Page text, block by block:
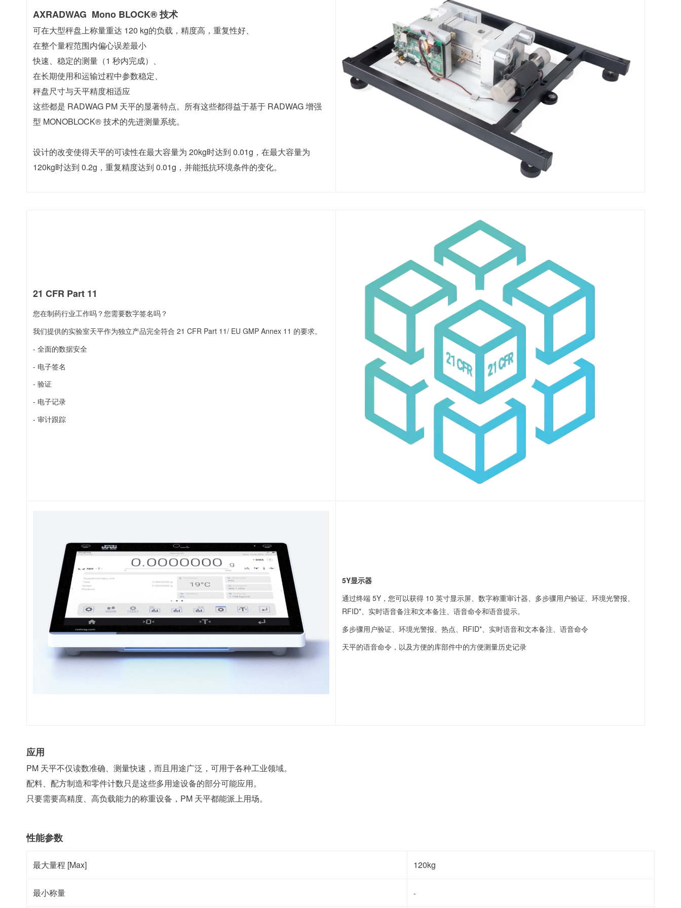
AXRADWAG Mono BLOCK® 技术
可在大型秤盘上称量重达 120 kg的负载，精度高，重复性好、
在整个量程范围内偏心误差最小
快速、稳定的测量（1 秒内完成）、
在长期使用和运输过程中参数稳定、
秤盘尺寸与天平精度相适应
这些都是 RADWAG PM 天平的显著特点。所有这些都得益于基于 RADWAG 增强
型 MONOBLOCK® 技术的先进测量系统。
设计的改变使得天平的可读性在最大容量为 20kg时达到 0.01g，在最大容量为
120kg时达到 0.2g，重复精度达到 0.01g，并能抵抗环境条件的变化。
21 CFR Part 11
您在制药行业工作吗？您需要数字签名吗？
我们提供的实验室天平作为独立产品完全符合 21 CFR Part 11/ EU GMP Annex 11 的要求。
- 全面的数据安全
- 电子签名
- 验证
- 电子记录
- 审计跟踪
5Y显示器
通过终端 5Y，您可以获得 10 英寸显示屏、数字称重审计器、多步骤用户验证、环境光警报、
RFID*、实时语音备注和文本备注、语音命令和语音提示。
多步骤用户验证、环境光警报、热点、RFID*、实时语音和文本备注、语音命令
天平的语音命令，以及方便的库部件中的方便测量历史记录
应用
PM 天平不仅读数准确、测量快速，而且用途广泛，可用于各种工业领域。
配料、配方制造和零件计数只是这些多用途设备的部分可能应用。
只要需要高精度、高负载能力的称重设备，PM 天平都能派上用场。
性能参数
最大量程 [Max] 120kg
最小称量 -